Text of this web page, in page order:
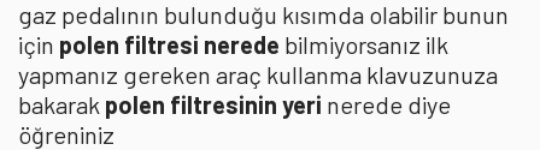
gaz pedalının bulunduğu kısımda olabilir bunun
için polen filtresi nerede bilmiyorsanız ilk
yapmanız gereken araç kullanma klavuzunuza
bakarak polen filtresinin yeri nerede diye
öğreniniz